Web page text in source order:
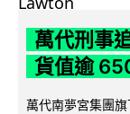
萬代刑事
貨值逾
萬代南夢宮集團